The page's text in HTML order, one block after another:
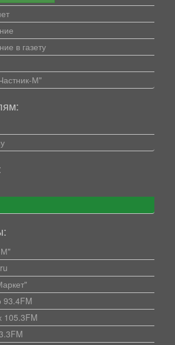
в газету
М"
М"
93.4FM
105.3FM